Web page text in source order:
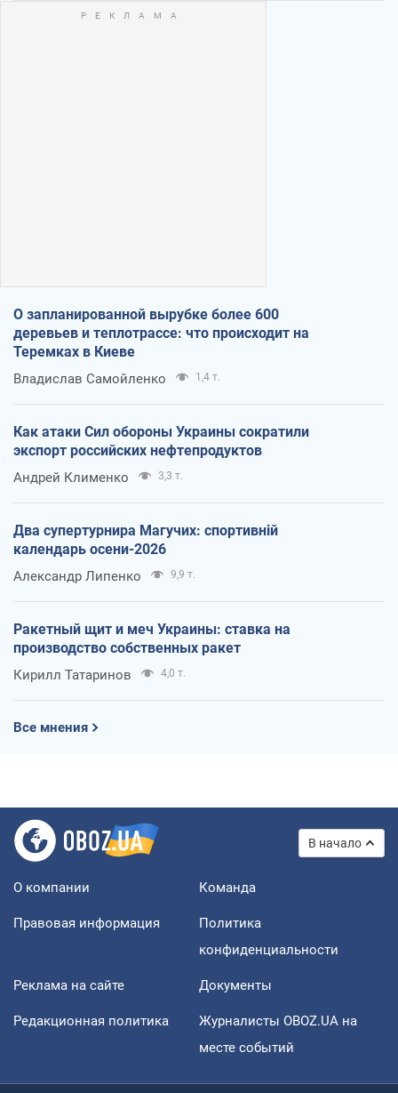
О запланированной вырубке более 600
деревьев и теплотрассе: что происходит на
Теремках в Киеве
Владислав Самойленко 1,4 т.
Как атаки Сил обороны Украины сократили
экспорт российских нефтепродуктов
Андрей Клименко 3,3 т.
Два супертурнира Магучих: спортивній
календарь осени-2026
Александр Липенко 9,9 т.
Ракетный щит и меч Украины: ставка на
производство собственных ракет
Кирилл Татаринов 4,0 т.
Все мнения
В начало
О компании Команда
Правовая информация
Политика
конфиденциальности
Реклама на сайте Документы
Редакционная политика
Журналисты OBOZ.UA на
месте событий